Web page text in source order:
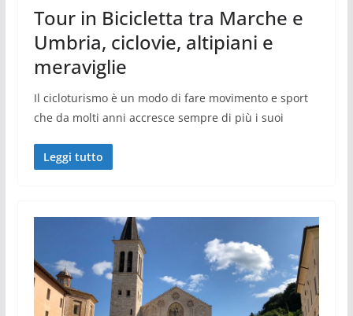
Tour in Bicicletta tra Marche e
Umbria, ciclovie, altipiani e
meraviglie
Il cicloturismo è un modo di fare movimento e sport
che da molti anni accresce sempre di più i suoi
Leggi tutto